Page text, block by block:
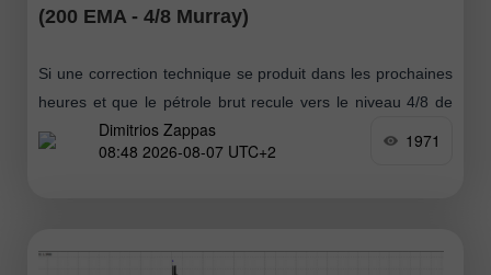
(200 EMA - 4/8 Murray)
Si une correction technique se produit dans les prochaines
heures et que le pétrole brut recule vers le niveau 4/8 de
Murray, cela pourrait être considéré comme un signal
Dimitrios Zappas
08:48 2026-08-07 UTC+2
1971